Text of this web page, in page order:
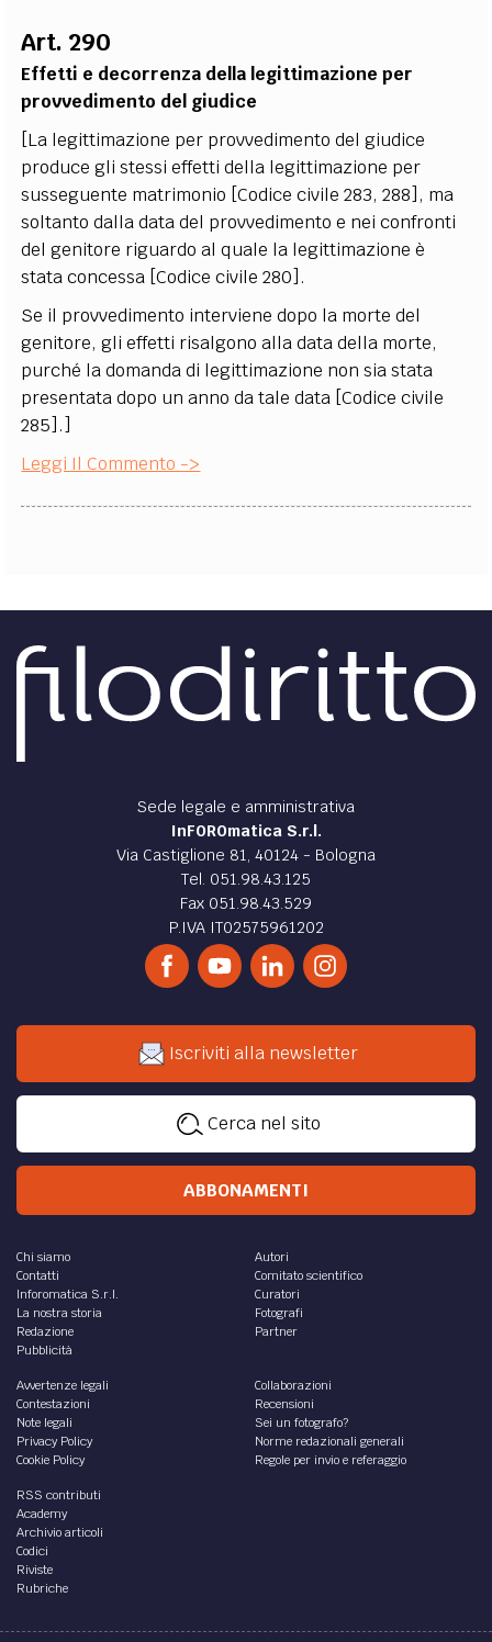
Art. 290
Effetti e decorrenza della legittimazione per
provvedimento del giudice
[La legittimazione per provvedimento del giudice
produce gli stessi effetti della legittimazione per
susseguente matrimonio [Codice civile 283, 288], ma
soltanto dalla data del provvedimento e nei confronti
del genitore riguardo al quale la legittimazione è
stata concessa [Codice civile 280].
Se il provvedimento interviene dopo la morte del
genitore, gli effetti risalgono alla data della morte,
purché la domanda di legittimazione non sia stata
presentata dopo un anno da tale data [Codice civile
285].]
Leggi Il Commento ->
Sede legale e amministrativa
InFOROmatica S.r.l.
Via Castiglione 81, 40124 - Bologna
Tel. 051.98.43.125
Fax 051.98.43.529
P.IVA IT02575961202
Iscriviti alla newsletter
Cerca nel sito
ABBONAMENTI
Chi siamo
Contatti
Inforomatica S.r.l.
La nostra storia
Redazione
Pubblicità
Autori
Comitato scientifico
Curatori
Fotografi
Partner
Avvertenze legali
Contestazioni
Note legali
Privacy Policy
Cookie Policy
Collaborazioni
Recensioni
Sei un fotografo?
Norme redazionali generali
Regole per invio e referaggio
RSS contributi
Academy
Archivio articoli
Codici
Riviste
Rubriche